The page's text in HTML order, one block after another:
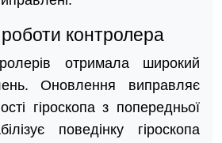
контролера
отримала широкий
Оновлення виправляє
гіроскопа з попередньої
поведінку гіроскопа